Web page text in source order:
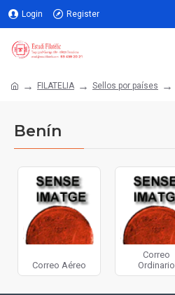
Login Register
FILATELIA Sellos por países
Benín
Correo Aéreo
Correo
Ordinario